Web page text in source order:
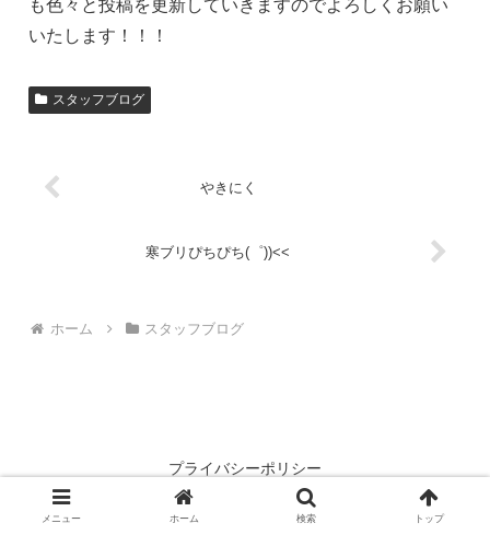
も色々と投稿を更新していきますのでよろしくお願い
いたします！！！
スタッフブログ
やきにく
寒ブリぴちぴち(゜))<<
ホーム スタッフブログ
プライバシーポリシー
© 2003枚方・寝屋川・交野での中古物件・不動産情報は株式会社ラ
メニュー ホーム 検索 トップ